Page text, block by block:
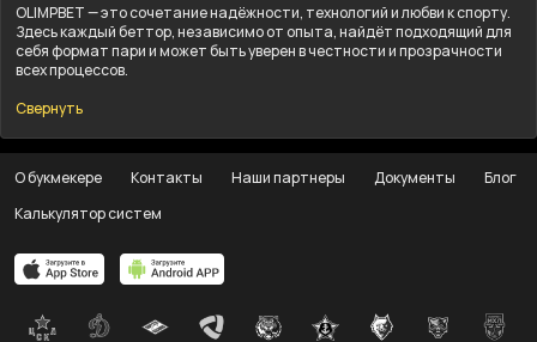
OLIMPBET — это сочетание надёжности, технологий и любви к спорту.
Здесь каждый беттор, независимо от опыта, найдёт подходящий для
себя формат пари и может быть уверен в честности и прозрачности
всех процессов.
Свернуть
О букмекере Контакты Наши партнеры Документы
Блог
Калькулятор систем